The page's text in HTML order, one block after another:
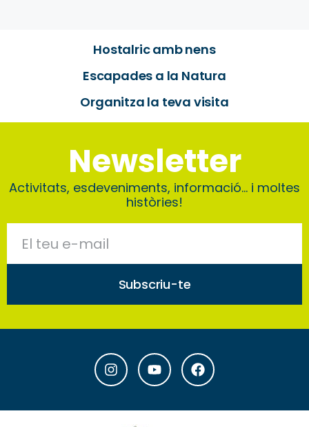
Hostalric amb nens
Escapades a la Natura
Organitza la teva visita
Newsletter
Activitats, esdeveniments, informació… i moltes
històries!
Subscriu-te